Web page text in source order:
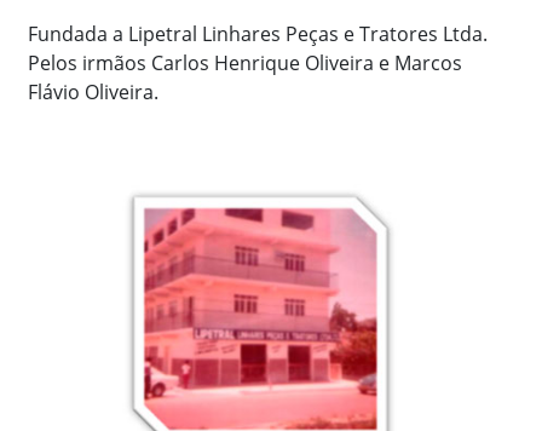
Fundada a Lipetral Linhares Peças e Tratores Ltda.
Pelos irmãos Carlos Henrique Oliveira e Marcos
Flávio Oliveira.